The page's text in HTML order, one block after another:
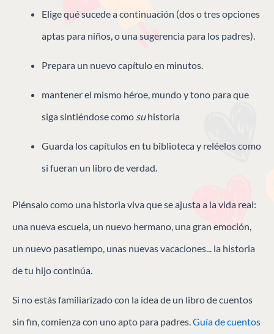
Elige qué sucede a continuación (dos o tres opciones
aptas para niños, o una sugerencia para los padres).
Prepara un nuevo capítulo en minutos.
mantener el mismo héroe, mundo y tono para que
siga sintiéndose como suhistoria
Guarda los capítulos en tu biblioteca y reléelos como
si fueran un libro de verdad.
Piénsalo como una historia viva que se ajusta a la vida real:
una nueva escuela, un nuevo hermano, una gran emoción,
un nuevo pasatiempo, unas nuevas vacaciones... la historia
de tu hijo continúa.
Si no estás familiarizado con la idea de un libro de cuentos
sin fin, comienza con uno apto para padres.Guía de cuentos